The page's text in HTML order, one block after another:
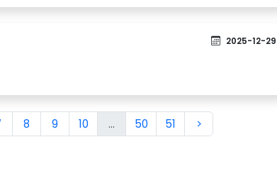
2025-12-29
8 9 10 ... 50 51 >